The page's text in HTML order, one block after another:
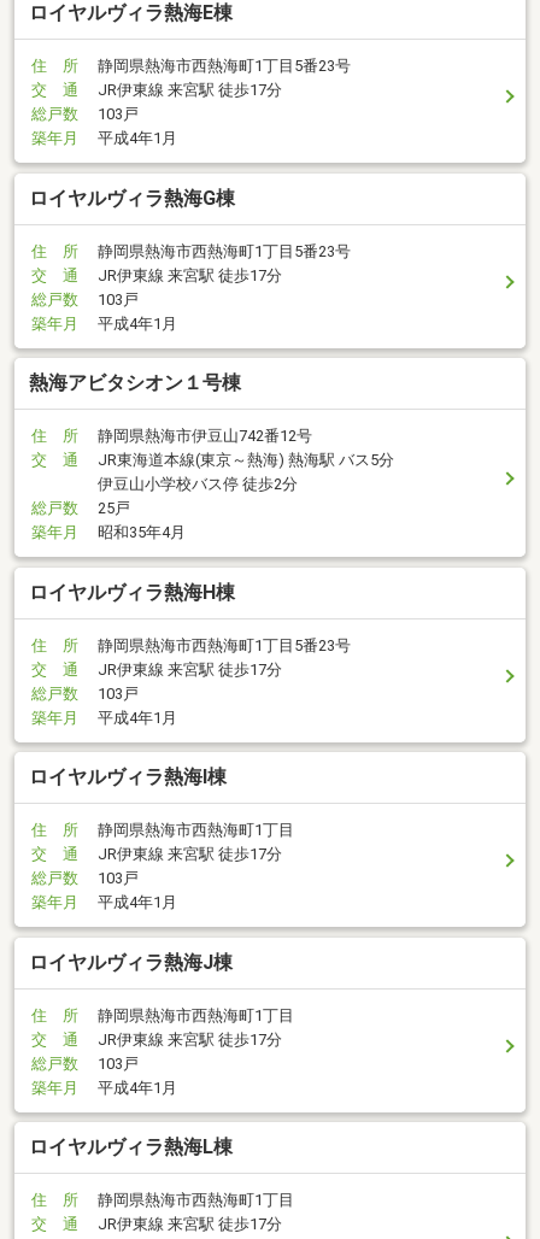
ロイヤルヴィラ熱海E棟
住 所
静岡県熱海市西熱海町1丁目5番23号
交 通
JR伊東線 来宮駅 徒歩17分
総戸数
103戸
築年月
平成4年1月
ロイヤルヴィラ熱海G棟
住 所
静岡県熱海市西熱海町1丁目5番23号
交 通
JR伊東線 来宮駅 徒歩17分
総戸数
103戸
築年月
平成4年1月
熱海アビタシオン１号棟
住 所
静岡県熱海市伊豆山742番12号
交 通
JR東海道本線(東京～熱海) 熱海駅 バス5分
伊豆山小学校バス停 徒歩2分
総戸数
25戸
築年月
昭和35年4月
ロイヤルヴィラ熱海H棟
住 所
静岡県熱海市西熱海町1丁目5番23号
交 通
JR伊東線 来宮駅 徒歩17分
総戸数
103戸
築年月
平成4年1月
ロイヤルヴィラ熱海I棟
住 所
静岡県熱海市西熱海町1丁目
交 通
JR伊東線 来宮駅 徒歩17分
総戸数
103戸
築年月
平成4年1月
ロイヤルヴィラ熱海J棟
住 所
静岡県熱海市西熱海町1丁目
交 通
JR伊東線 来宮駅 徒歩17分
総戸数
103戸
築年月
平成4年1月
ロイヤルヴィラ熱海L棟
住 所
静岡県熱海市西熱海町1丁目
交 通
JR伊東線 来宮駅 徒歩17分